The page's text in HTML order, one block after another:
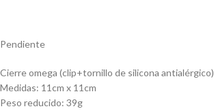
Pendiente
Cierre omega (clip+tornillo de silicona antialérgico)
Medidas: 11cm x 11cm
Peso reducido: 39g